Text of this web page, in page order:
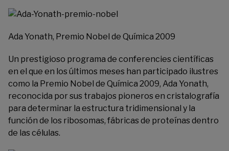
Ada Yonath, Premio Nobel de Química 2009
Un prestigioso programa de conferencies científicas
en el que en los últimos meses han participado ilustres
como la Premio Nobel de Química 2009, Ada Yonath,
reconocida por sus trabajos pioneros en cristalografía
para determinar la estructura tridimensional y la
función de los ribosomas, fábricas de proteínas dentro
de las células.